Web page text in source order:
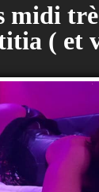
midi
( et